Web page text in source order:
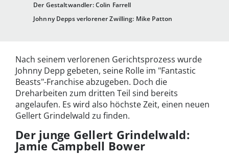
Der Gestaltwandler: Colin Farrell
Johnny Depps verlorener Zwilling: Mike Patton
Nach seinem verlorenen Gerichtsprozess wurde
Johnny Depp gebeten, seine Rolle im "Fantastic
Beasts"-Franchise abzugeben. Doch die
Dreharbeiten zum dritten Teil sind bereits
angelaufen. Es wird also höchste Zeit, einen neuen
Gellert Grindelwald zu finden.
Der junge Gellert Grindelwald:
Jamie Campbell Bower